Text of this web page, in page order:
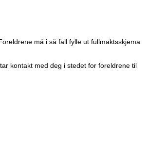
må i så fall fylle ut fullmaktsskjema
kontakt med deg i stedet for foreldrene til